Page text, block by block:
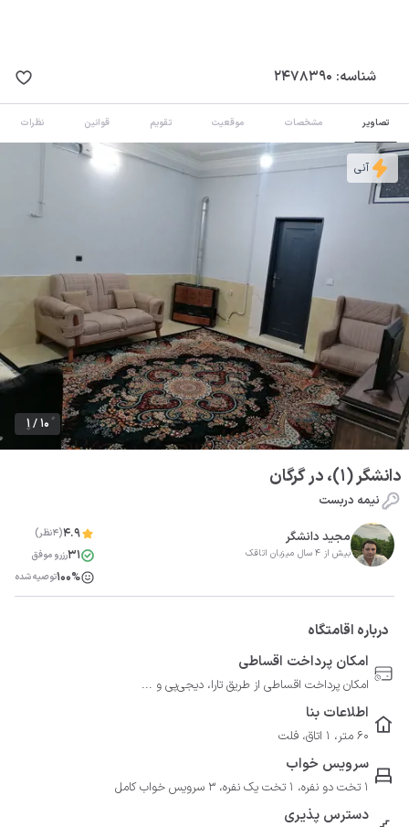
شناسه: 2478390
تصاویر مشخصات موقعیت تقویم قوانین نظرات
1 / 10
آنی
دانشگر (1)، در گرگان
نیمه دربست
مجید دانشگر
بیش از 4 سال میزبان اتاقک
4.9(4نظر)
31رزرو موفق
100%توصیه شده
درباره اقامتگاه
امکان پرداخت اقساطی
امکان پرداخت اقساطی از طریق تارا، دیجی‌پی و ...
اطلاعات بنا
60 متر، 1 اتاق، فلت
سرویس خواب
1 تخت دو نفره، 1 تخت یک نفره، 3 سرویس خواب کامل
دسترس پذیری